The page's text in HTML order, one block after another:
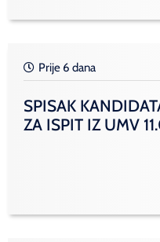
Prije 6 dana
SPISAK
ZA ISPIT IZ UMV